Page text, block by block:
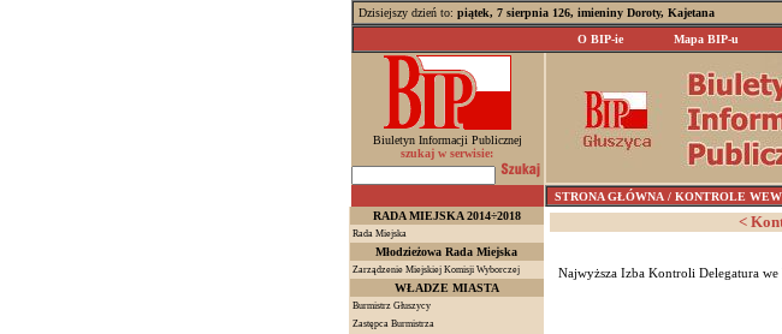
Dzisiejszy dzień to: piątek, 7 sierpnia 126, imieniny Doroty, Kajetana
O BIP-ie
Mapa BIP-u
Biuletyn Informacji Publicznej
szukaj w serwisie:
STRONA GŁÓWNA / KONTROLE
RADA MIEJSKA 2014÷2018
Rada Miejska
Młodzieżowa Rada Miejska
Zarządzenie Miejskiej Komisji Wyborczej
WŁADZE MIASTA
Burmistrz Głuszycy
Zastępca Burmistrza
<
Najwyższa Izba Kontroli Delegatura we